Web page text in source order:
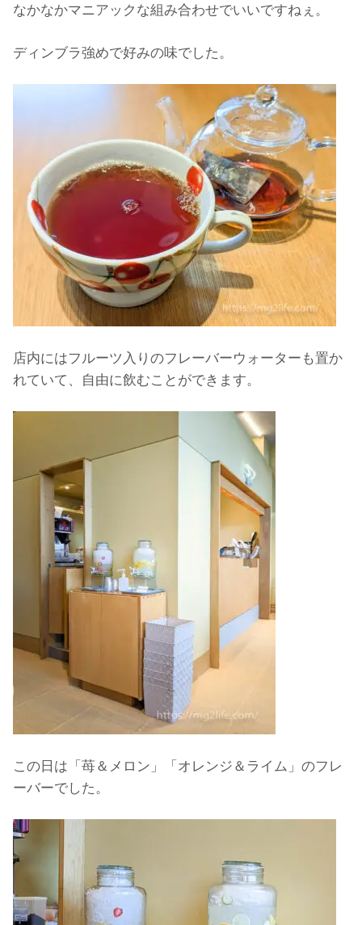
なかなかマニアックな組み合わせでいいですねぇ。
ディンブラ強めで好みの味でした。
店内にはフルーツ入りのフレーバーウォーターも置か
れていて、自由に飲むことができます。
この日は「苺＆メロン」「オレンジ＆ライム」のフレ
ーバーでした。